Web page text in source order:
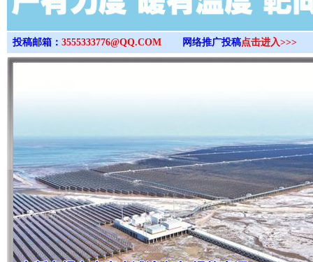
投稿邮箱： 3555333776@QQ.COM 网络推广投稿点击进入>>>